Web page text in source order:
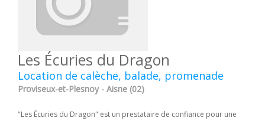
Les Écuries du Dragon
Location de calèche, balade, promenade
Proviseux-et-Plesnoy - Aisne (02)
"Les Écuries du Dragon" est un prestataire de confiance pour une